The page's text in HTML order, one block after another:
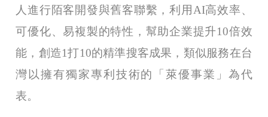
人進行陌客開發與舊客聯繫，利用AI高效率、
可優化、易複製的特性，幫助企業提升10倍效
能，創造1打10的精準搜客成果，類似服務在台
灣以擁有獨家專利技術的「萊優事業」為代
表。